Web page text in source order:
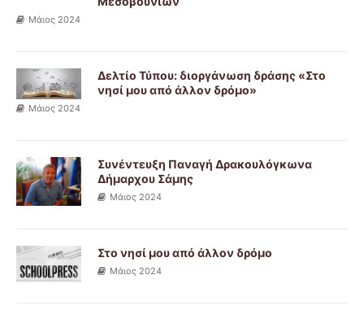
Μάιος 2024
Δελτίο Τύπου: διοργάνωση δράσης «Στο
νησί μου από άλλον δρόμο»
Μάιος 2024
Συνέντευξη Παναγή Δρακουλόγκωνα
Δήμαρχου Σάμης
Μάιος 2024
Στο νησί μου από άλλον δρόμο
Μάιος 2024